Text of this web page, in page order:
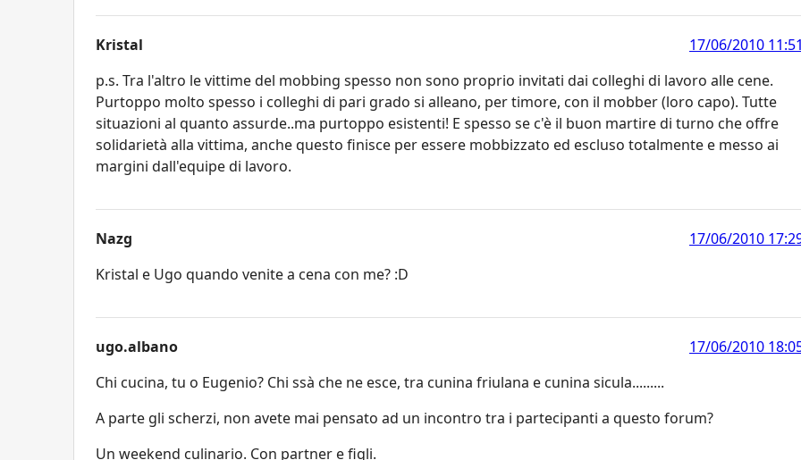
Kristal
17/06/2010
p.s. Tra l'altro le vittime del mobbing spesso non sono proprio invitati dai colleghi di lavoro alle cene.
Purtoppo molto spesso i colleghi di pari grado si alleano, per timore, con il mobber (loro capo). Tutte
situazioni al quanto assurde..ma purtoppo esistenti! E spesso se c'è il buon martire di turno che offre
solidarietà alla vittima, anche questo finisce per essere mobbizzato ed escluso totalmente e messo ai
margini dall'equipe di lavoro.
Nazg
17/06/2010
Kristal e Ugo quando venite a cena con me? :D
ugo.albano
17/06/2010
Chi cucina, tu o Eugenio? Chi ssà che ne esce, tra cunina friulana e cunina sicula.........
A parte gli scherzi, non avete mai pensato ad un incontro tra i partecipanti a questo forum?
Un weekend culinario. Con partner e figli.